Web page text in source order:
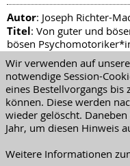
Autor: Joseph Richter-
Titel: Von guter und
bösen
normativen Bestimmung
Motolog*innen und
Heft : Praxis der
Heft-Nr.: 02/2025Seiten
Literaturverzeichnis:
Autor: Frank Francesco
Titel: Bildung für
Klimawandel als
Wir verwenden auf
notwendige Session-
eines Bestellvorgangs bis
können. Diese werden
wieder gelöscht.
Jahr, um diesen Hinweis
Weitere Informationen